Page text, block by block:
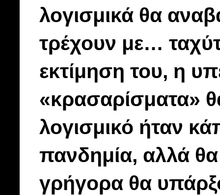
λογισμικά θα
τρέχουν με…
εκτίμηση του, η
«κρασαρίσματα»
λογισμικό ήταν
πανδημία, αλλά
γρήγορα θα